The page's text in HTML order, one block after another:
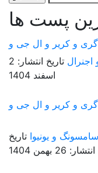
پست ها
و کریر و ال جی و
تاریخ انتشار: 2
اسفند 1404
و کریر و ال جی و
و یونیوا تاریخ
بهمن 1404